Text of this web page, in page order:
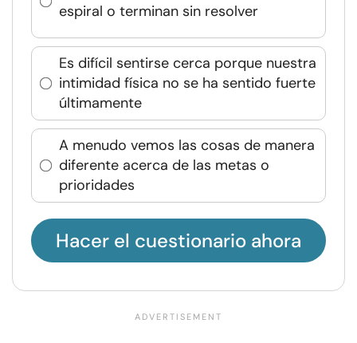
espiral o terminan sin resolver
Es difícil sentirse cerca porque nuestra
intimidad física no se ha sentido fuerte
últimamente
A menudo vemos las cosas de manera
diferente acerca de las metas o
prioridades
Hacer el cuestionario ahora